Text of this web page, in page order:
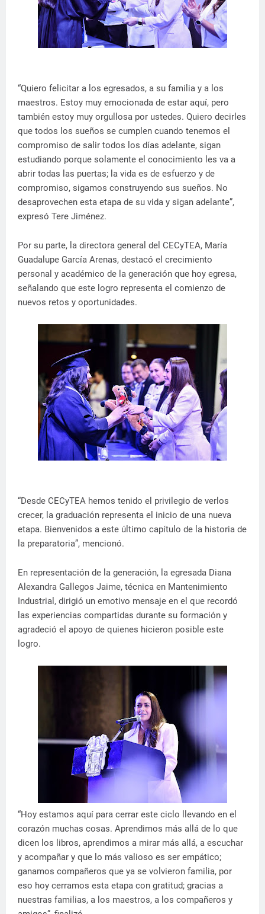
“Quiero felicitar a los egresados, a su familia y a los
maestros. Estoy muy emocionada de estar aquí, pero
también estoy muy orgullosa por ustedes. Quiero decirles
que todos los sueños se cumplen cuando tenemos el
compromiso de salir todos los días adelante, sigan
estudiando porque solamente el conocimiento les va a
abrir todas las puertas; la vida es de esfuerzo y de
compromiso, sigamos construyendo sus sueños. No
desaprovechen esta etapa de su vida y sigan adelante”,
expresó Tere Jiménez.
Por su parte, la directora general del CECyTEA, María
Guadalupe García Arenas, destacó el crecimiento
personal y académico de la generación que hoy egresa,
señalando que este logro representa el comienzo de
nuevos retos y oportunidades.
“Desde CECyTEA hemos tenido el privilegio de verlos
crecer, la graduación representa el inicio de una nueva
etapa. Bienvenidos a este último capítulo de la historia de
la preparatoria”, mencionó.
En representación de la generación, la egresada Diana
Alexandra Gallegos Jaime, técnica en Mantenimiento
Industrial, dirigió un emotivo mensaje en el que recordó
las experiencias compartidas durante su formación y
agradeció el apoyo de quienes hicieron posible este
logro.
“Hoy estamos aquí para cerrar este ciclo llevando en el
corazón muchas cosas. Aprendimos más allá de lo que
dicen los libros, aprendimos a mirar más allá, a escuchar
y acompañar y que lo más valioso es ser empático;
ganamos compañeros que ya se volvieron familia, por
eso hoy cerramos esta etapa con gratitud; gracias a
nuestras familias, a los maestros, a los compañeros y